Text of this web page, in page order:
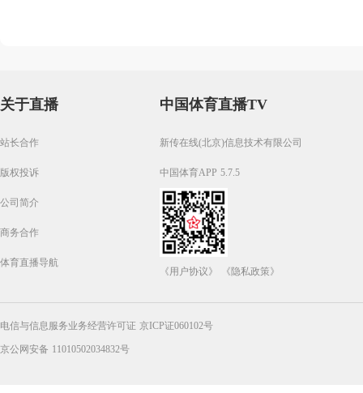
关于直播
站长合作
版权投诉
公司简介
商务合作
体育直播导航
中国体育直播TV
新传在线(北京)信息技术有限公司
中国体育APP 5.7.5
《用户协议》 《隐私政策》
电信与信息服务业务经营许可证 京ICP证060102号
京公网安备 11010502034832号